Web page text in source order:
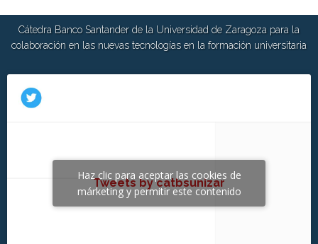
Cátedra Banco Santander de la Universidad de Zaragoza para la
colaboración en las nuevas tecnologías en la formación universitaria
Tweets by catbsunizar
Haz clic para aceptar las cookies de
márketing y permitir este contenido